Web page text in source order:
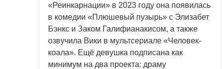
«Реинкарнации» в 2023 году она появилась
в комедии «Плюшевый пузырь» с Элизабет
Бэнкс и Заком Галифианакисом, а также
озвучила Вики в мультсериале «Человек-
коала». Ещё девушка подписана как
минимум на два проекта: драму